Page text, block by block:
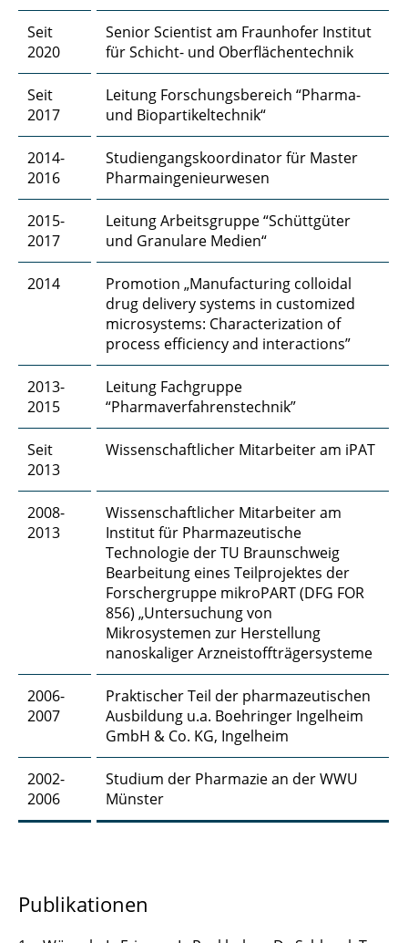
Marcus Gapinski, M. Sc.
Prof. Dr. Georg Garnweitner
Julius Gerk, M. Sc.
Hasti Ghanadimaragheh, M. Sc.
Dipl.-Ing. Konstantinos Giannis
Elisabeth Glatt, M. Sc.
Lajos Groffmann, M. Sc.
Daniel Gundlach, M. Sc.
Jiqian Guo, M. Sc.
Philipp Haase, M. Sc.
Sharif Haidar, M. Sc.
Dr. rer. nat. Payam Hashemi
Carina Amata Heck, M. Sc.
Manuel Heck, M. Sc.
Detlev Hille
Mahsa Hokmabadi, M. Sc.
Nina Hommola
Niclas Hornischer, M.Sc.
Somayeh Hosseinhashemi, M. Sc.
Seit
2020
Senior Scientist am Fraunhofer Institut
für Schicht- und Oberflächentechnik
Seit
2017
Leitung Forschungsbereich “Pharma-
und Biopartikeltechnik“
2014-
2016
Studiengangskoordinator für Master
Pharmaingenieurwesen
2015-
2017
Leitung Arbeitsgruppe “Schüttgüter
und Granulare Medien“
2014
Promotion „Manufacturing colloidal
drug delivery systems in customized
microsystems: Characterization of
process efficiency and interactions”
2013-
2015
Leitung Fachgruppe
“Pharmaverfahrenstechnik”
Seit
2013
Wissenschaftlicher Mitarbeiter am iPAT
2008-
2013
Wissenschaftlicher Mitarbeiter am
Institut für Pharmazeutische
Technologie der TU Braunschweig
Bearbeitung eines Teilprojektes der
Forschergruppe mikroPART (DFG FOR
856) „Untersuchung von
Mikrosystemen zur Herstellung
nanoskaliger Arzneistoffträgersysteme
2006-
2007
Praktischer Teil der pharmazeutischen
Ausbildung u.a. Boehringer Ingelheim
GmbH & Co. KG, Ingelheim
2002-
2006
Studium der Pharmazie an der WWU
Münster
Publikationen